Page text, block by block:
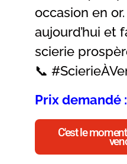
occasion en
aujourd’hui et
scierie
📞
Prix demandé
C'est le